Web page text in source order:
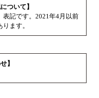
ついて】
記です。2021年4月以前
ます。
】